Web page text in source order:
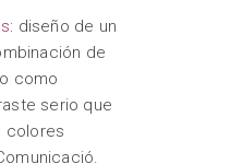
: diseño de un
de
como
serio que
colores